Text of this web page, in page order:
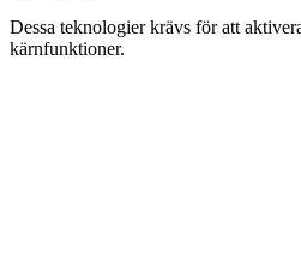
Dessa teknologier krävs för att
kärnfunktioner.